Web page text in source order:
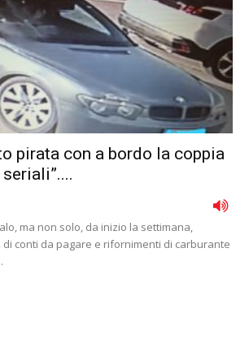
pirata con a bordo la coppia
ma non solo, da inizio la settimana,
conti da pagare e rifornimenti di carburante